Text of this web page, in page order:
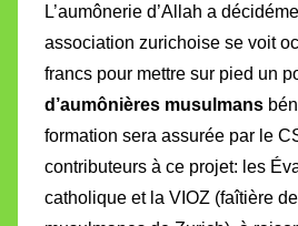
L’aumônerie d’Allah a
association zurichoise se voit
francs pour mettre sur pied un
d’aumônières musulmans
formation sera assurée par le
contributeurs à ce projet: les
catholique et la VIOZ (faîtière